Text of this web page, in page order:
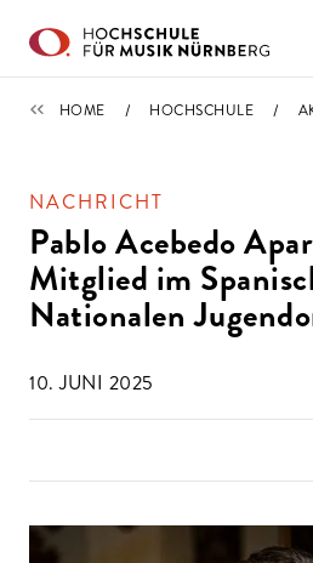
NACHRICHTEN
HOME HOCHSCHULE
NACHRICHT
Pablo Acebedo
Mitglied im
Nationalen
10. JUNI 2025